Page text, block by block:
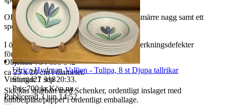
OBS! Ett blomblad (gula blomman) med smärre nagg samt ett
spetsnagg, se bilder.
I övrigt närmast i nyskick. Obetydliga tillverkningsdefekter
förekommer, se bilder.
ca 25 x 20 cm i diameter.
Skickas spårbart med Schenker, ordentligt inslaget med
bubbelplast/papper i ordentligt emballage.
Objektnr 734 698 342
Visningar 1 318
Publicerad 3 jun 14:52
Ulrica Hydman-Vallien - Tulipa, 8 st Djupa tallrikar
Sluttid27 sep 20:33.
Pris:700 kr,Köp nu.